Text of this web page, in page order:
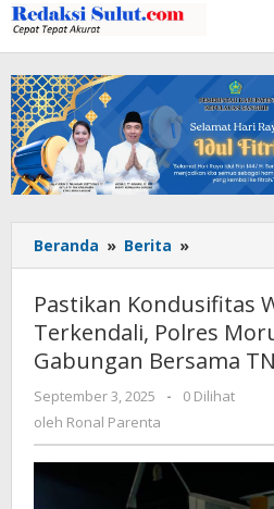
Lewati
ke
konten
Beranda » Berita »
Wilayah
Polres
Morut
Patroli
Bersama
Dan
Pastikan Kondusifitas
Terkendali, Polres
Gabungan Bersama
September 3, 2025
oleh
-
0 Dilihat
oleh Ronal Parenta